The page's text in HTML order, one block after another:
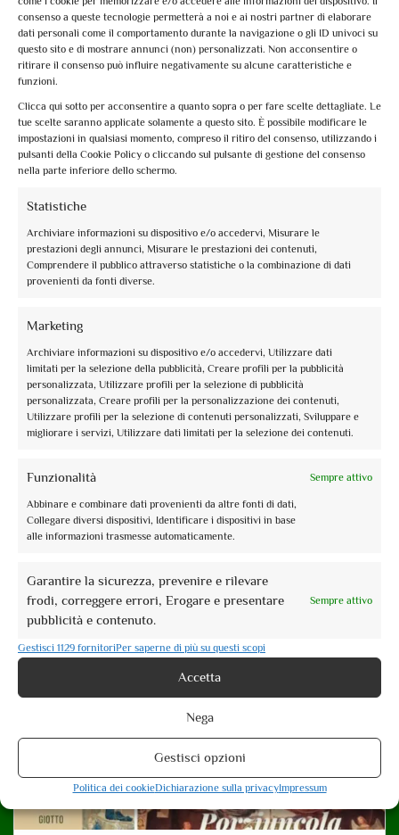
consenso a queste tecnologie permetterà a noi e ai nostri partner di elaborare
dati personali come il comportamento durante la navigazione o gli ID univoci su
questo sito e di mostrare annunci (non) personalizzati. Non acconsentire o
ritirare il consenso può influire negativamente su alcune caratteristiche e
funzioni.
Clicca qui sotto per acconsentire a quanto sopra o per fare scelte dettagliate. Le
tue scelte saranno applicate solamente a questo sito. È possibile modificare le
impostazioni in qualsiasi momento, compreso il ritiro del consenso, utilizzando i
pulsanti della Cookie Policy o cliccando sul pulsante di gestione del consenso
nella parte inferiore dello schermo.
Statistiche
Archiviare informazioni su dispositivo e/o accedervi, Misurare le
prestazioni degli annunci, Misurare le prestazioni dei contenuti,
Comprendere il pubblico attraverso statistiche o la combinazione di dati
provenienti da fonti diverse.
Marketing
Archiviare informazioni su dispositivo e/o accedervi, Utilizzare dati
limitati per la selezione della pubblicità, Creare profili per la pubblicità
personalizzata, Utilizzare profili per la selezione di pubblicità
personalizzata, Creare profili per la personalizzazione dei contenuti,
Utilizzare profili per la selezione di contenuti personalizzati, Sviluppare e
migliorare i servizi, Utilizzare dati limitati per la selezione dei contenuti.
Funzionalità Sempre attivo
Abbinare e combinare dati provenienti da altre fonti di dati,
Collegare diversi dispositivi, Identificare i dispositivi in base
alle informazioni trasmesse automaticamente.
Garantire la sicurezza, prevenire e rilevare
frodi, correggere errori, Erogare e presentare
pubblicità e contenuto.
Sempre attivo
Gestisci 1129 fornitoriPer saperne di più su questi scopi
Accetta
Nega
Gestisci opzioni
Politica dei cookieDichiarazione sulla privacyImpressum
Orvieto
Scopri altre città
Eventi